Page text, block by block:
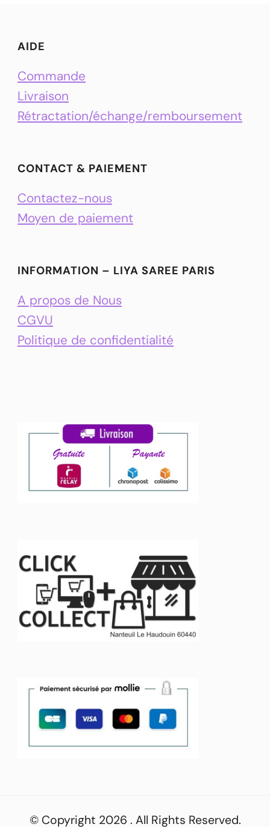
AIDE
Commande
Livraison
Rétractation/échange/remboursement
CONTACT & PAIEMENT
Contactez-nous
Moyen de paiement
INFORMATION – LIYA SAREE PARIS
A propos de Nous
CGVU
Politique de confidentialité
© Copyright 2026 . All Rights Reserved.